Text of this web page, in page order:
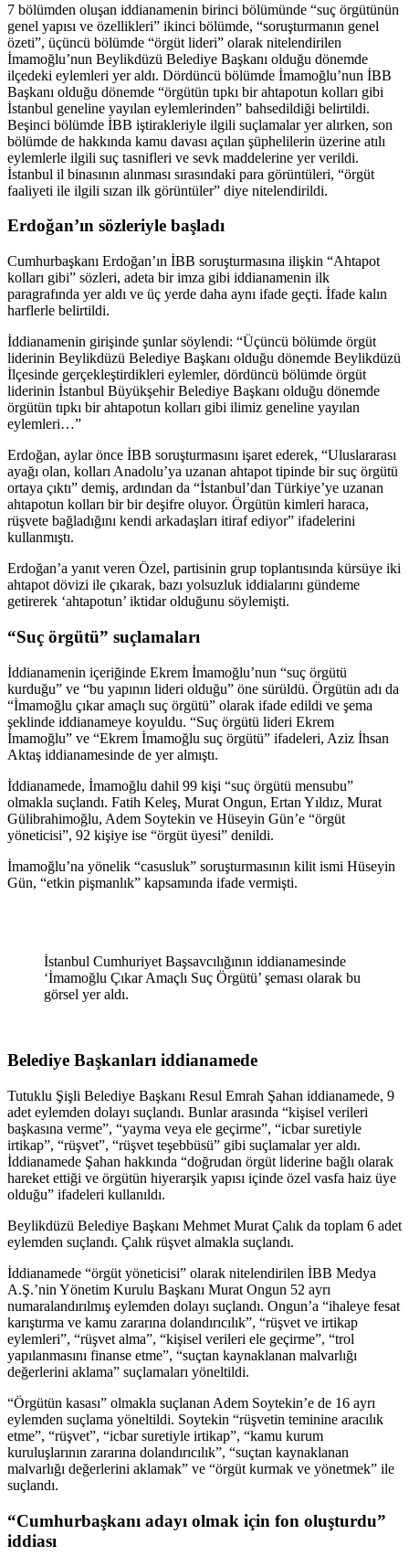
7 bölümden oluşan iddianamenin birinci bölümünde “suç örgütünün
genel yapısı ve özellikleri” ikinci bölümde, “soruşturmanın genel
özeti”, üçüncü bölümde “örgüt lideri” olarak nitelendirilen
İmamoğlu’nun Beylikdüzü Belediye Başkanı olduğu dönemde
ilçedeki eylemleri yer aldı. Dördüncü bölümde İmamoğlu’nun İBB
Başkanı olduğu dönemde “örgütün tıpkı bir ahtapotun kolları gibi
İstanbul geneline yayılan eylemlerinden” bahsedildiği belirtildi.
Beşinci bölümde İBB iştirakleriyle ilgili suçlamalar yer alırken, son
bölümde de hakkında kamu davası açılan şüphelilerin üzerine atılı
eylemlerle ilgili suç tasnifleri ve sevk maddelerine yer verildi.
İstanbul il binasının alınması sırasındaki para görüntüleri, “örgüt
faaliyeti ile ilgili sızan ilk görüntüler” diye nitelendirildi.
Erdoğan’ın sözleriyle başladı
Cumhurbaşkanı Erdoğan’ın İBB soruşturmasına ilişkin “Ahtapot
kolları gibi” sözleri, adeta bir imza gibi iddianamenin ilk
paragrafında yer aldı ve üç yerde daha aynı ifade geçti. İfade kalın
harflerle belirtildi.
İddianamenin girişinde şunlar söylendi: “Üçüncü bölümde örgüt
liderinin Beylikdüzü Belediye Başkanı olduğu dönemde Beylikdüzü
İlçesinde gerçekleştirdikleri eylemler, dördüncü bölümde örgüt
liderinin İstanbul Büyükşehir Belediye Başkanı olduğu dönemde
örgütün tıpkı bir ahtapotun kolları gibi ilimiz geneline yayılan
eylemleri…”
Erdoğan, aylar önce İBB soruşturmasını işaret ederek, “Uluslararası
ayağı olan, kolları Anadolu’ya uzanan ahtapot tipinde bir suç örgütü
ortaya çıktı” demiş, ardından da “İstanbul’dan Türkiye’ye uzanan
ahtapotun kolları bir bir deşifre oluyor. Örgütün kimleri haraca,
rüşvete bağladığını kendi arkadaşları itiraf ediyor” ifadelerini
kullanmıştı.
Erdoğan’a yanıt veren Özel, partisinin grup toplantısında kürsüye iki
ahtapot dövizi ile çıkarak, bazı yolsuzluk iddialarını gündeme
getirerek ‘ahtapotun’ iktidar olduğunu söylemişti.
“Suç örgütü” suçlamaları
İddianamenin içeriğinde Ekrem İmamoğlu’nun “suç örgütü
kurduğu” ve “bu yapının lideri olduğu” öne sürüldü. Örgütün adı da
“İmamoğlu çıkar amaçlı suç örgütü” olarak ifade edildi ve şema
şeklinde iddianameye koyuldu. “Suç örgütü lideri Ekrem
İmamoğlu” ve “Ekrem İmamoğlu suç örgütü” ifadeleri, Aziz İhsan
Aktaş iddianamesinde de yer almıştı.
İddianamede, İmamoğlu dahil 99 kişi “suç örgütü mensubu”
olmakla suçlandı. Fatih Keleş, Murat Ongun, Ertan Yıldız, Murat
Gülibrahimoğlu, Adem Soytekin ve Hüseyin Gün’e “örgüt
yöneticisi”, 92 kişiye ise “örgüt üyesi” denildi.
İmamoğlu’na yönelik “casusluk” soruşturmasının kilit ismi Hüseyin
Gün, “etkin pişmanlık” kapsamında ifade vermişti.
İstanbul Cumhuriyet Başsavcılığının iddianamesinde
‘İmamoğlu Çıkar Amaçlı Suç Örgütü’ şeması olarak bu
görsel yer aldı.
Belediye Başkanları iddianamede
Tutuklu Şişli Belediye Başkanı Resul Emrah Şahan iddianamede, 9
adet eylemden dolayı suçlandı. Bunlar arasında “kişisel verileri
başkasına verme”, “yayma veya ele geçirme”, “icbar suretiyle
irtikap”, “rüşvet”, “rüşvet teşebbüsü” gibi suçlamalar yer aldı.
İddianamede Şahan hakkında “doğrudan örgüt liderine bağlı olarak
hareket ettiği ve örgütün hiyerarşik yapısı içinde özel vasfa haiz üye
olduğu” ifadeleri kullanıldı.
Beylikdüzü Belediye Başkanı Mehmet Murat Çalık da toplam 6 adet
eylemden suçlandı. Çalık rüşvet almakla suçlandı.
İddianamede “örgüt yöneticisi” olarak nitelendirilen İBB Medya
A.Ş.’nin Yönetim Kurulu Başkanı Murat Ongun 52 ayrı
numaralandırılmış eylemden dolayı suçlandı. Ongun’a “ihaleye fesat
karıştırma ve kamu zararına dolandırıcılık”, “rüşvet ve irtikap
eylemleri”, “rüşvet alma”, “kişisel verileri ele geçirme”, “trol
yapılanmasını finanse etme”, “suçtan kaynaklanan malvarlığı
değerlerini aklama” suçlamaları yöneltildi.
“Örgütün kasası” olmakla suçlanan Adem Soytekin’e de 16 ayrı
eylemden suçlama yöneltildi. Soytekin “rüşvetin teminine aracılık
etme”, “rüşvet”, “icbar suretiyle irtikap”, “kamu kurum
kuruluşlarının zararına dolandırıcılık”, “suçtan kaynaklanan
malvarlığı değerlerini aklamak” ve “örgüt kurmak ve yönetmek” ile
suçlandı.
“Cumhurbaşkanı adayı olmak için fon oluşturdu”
iddiası